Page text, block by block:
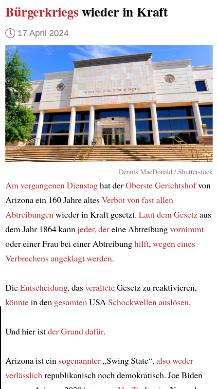
Article
Bürgerkriegswieder in Kraft
17 April 2024
Dennis MacDonald / Shutterstock
Am vergangenen Dienstaghat derOberste Gerichtshofvon
Arizona ein 160 Jahre altesVerbotvon fast allen
Abtreibungenwieder in Kraft gesetzt. Laut dem Gesetzaus
dem Jahr 1864 kannjeder, dereine Abtreibungvornimmt
oder einer Frau bei einer Abtreibunghilft,wegen eines
Verbrechensangeklagt werden.
DieEntscheidung, dasveralteteGesetz zu reaktivieren,
könntein den gesamtenUSASchockwellen auslösen.
Und hier istder Grunddafür.
Arizona ist ein sogenannter„Swing State“,alsoweder
verlässlichrepublikanisch noch demokratisch. Joe Biden